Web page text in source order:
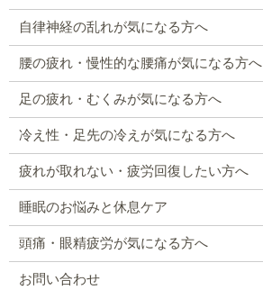
自律神経の乱れが気になる方へ
腰の疲れ・慢性的な腰痛が気になる方へ
足の疲れ・むくみが気になる方へ
冷え性・足先の冷えが気になる方へ
疲れが取れない・疲労回復したい方へ
睡眠のお悩みと休息ケア
頭痛・眼精疲労が気になる方へ
お問い合わせ